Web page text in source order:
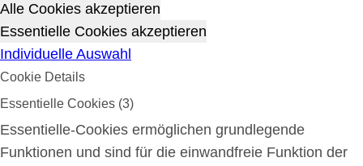
Alle Cookies akzeptieren
Essentielle Cookies akzeptieren
Individuelle Auswahl
Cookie Details
Essentielle Cookies (3)
Essentielle-Cookies ermöglichen grundlegende
Funktionen und sind für die einwandfreie Funktion der